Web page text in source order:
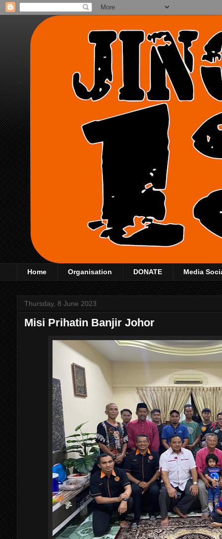
Home Organisation DONATE Media
Thursday, 8 June 2023
Misi Prihatin Banjir Johor